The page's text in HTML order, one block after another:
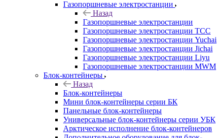
Газопоршневые электростанции
Назад
Газопоршневые электростанции
Газопоршневые электростанции ТСС
Газопоршневые электростанции Yuchai
Газопоршневые электростанции Jichai
Газопоршневые электростанции Liyu
Газопоршневые электростанции MWM
Блок-контейнеры
Назад
Блок-контейнеры
Мини блок-контейнеры серии БК
Панельные блок-контейнеры
Универсальные блок-контейнеры серии УБК
Арктическое исполнение блок-контейнеров